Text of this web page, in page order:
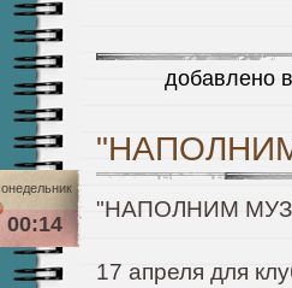
добавлено
00:14
"НАПОЛНИМ
17 апреля для